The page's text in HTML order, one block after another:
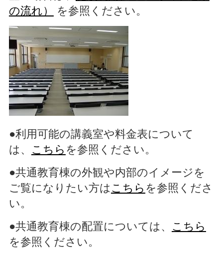
の流れ）
を参照ください。
●利用可能の講義室や料金表について
は、 こちら を参照ください。
●共通教育棟の外観や内部のイメージを
ご覧になりたい方は こちら を参照くださ
い。
●共通教育棟の配置については、 こちら
を参照ください。